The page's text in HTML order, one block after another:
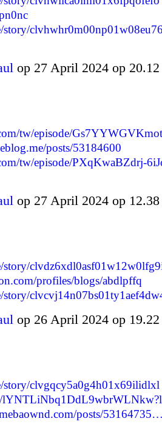
story/
op 27 April 2024 op
tw/episode/
posts/53184600
tw/episode/PXqKwaBZdrj-
op 27 April 2024 op
story/
profiles/blogs/abdlpffq
story/
op 26 April 2024 op
story/clvgqcy5a0g4h01x69ilidlxl
posts/